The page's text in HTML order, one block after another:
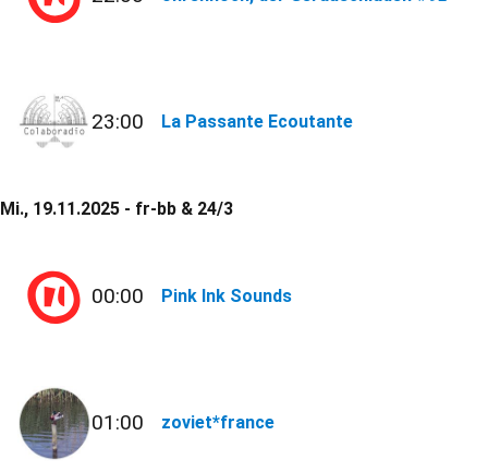
23:00 La Passante Ecoutante
Mi., 19.11.2025 - fr-bb & 24/3
00:00 Pink Ink Sounds
01:00 zoviet*france